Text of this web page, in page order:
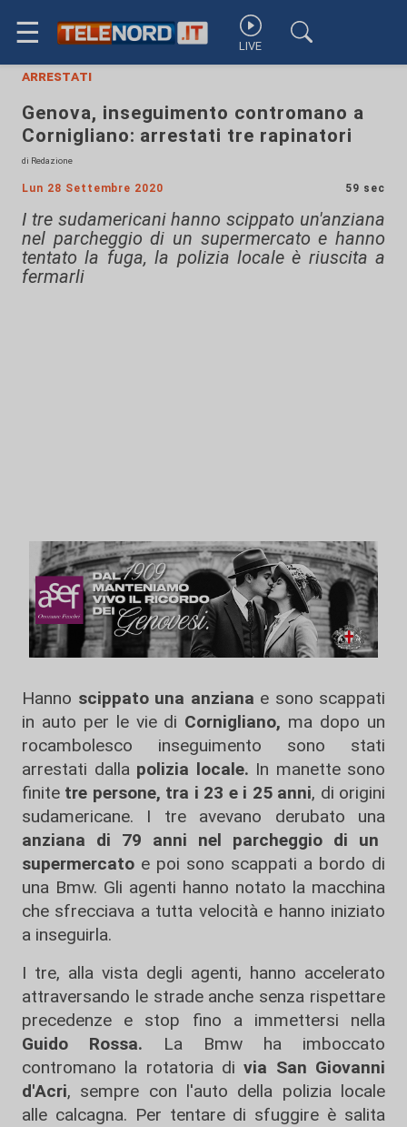
☰ LIVE
arrestati
Genova, inseguimento contromano a
Cornigliano: arrestati tre rapinatori
di Redazione
Lun 28 Settembre 2020 59 sec
I tre sudamericani hanno scippato un'anziana
nel parcheggio di un supermercato e hanno
tentato la fuga, la polizia locale è riuscita a
fermarli
Hanno scippato una anziana e sono scappati
in auto per le vie di Cornigliano, ma dopo un
rocambolesco inseguimento sono stati
arrestati dalla polizia locale. In manette sono
finite tre persone, tra i 23 e i 25 anni, di origini
sudamericane. I tre avevano derubato una
anziana di 79 anni
nel parcheggio di un
supermercato e poi sono scappati a bordo di
una Bmw. Gli agenti hanno notato la macchina
che sfrecciava a tutta velocità e hanno iniziato
a inseguirla.
I tre, alla vista degli agenti, hanno accelerato
attraversando le strade anche senza rispettare
precedenze e stop fino a immettersi nella
Guido Rossa. La Bmw ha imboccato
contromano la rotatoria di via San Giovanni
d'Acri, sempre con l'auto della polizia locale
alle calcagna. Per tentare di sfuggire è salita